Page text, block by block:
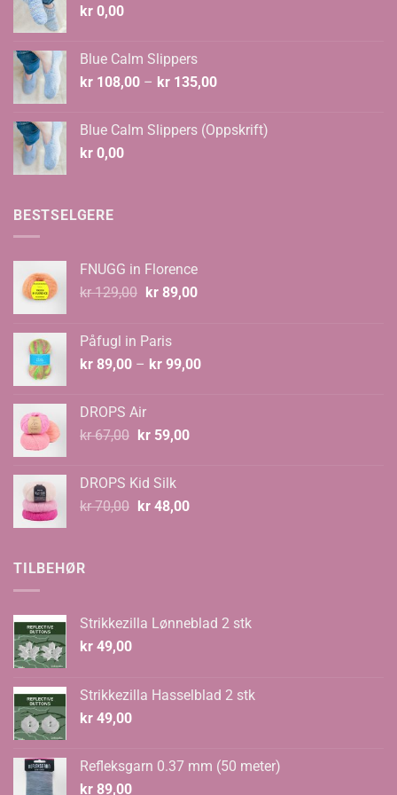
kr 0,00
Blue Calm Slippers
kr 108,00 – kr 135,00Prisområde:
kr 135,00
Blue Calm Slippers (Oppskrift)
kr 0,00
BESTSELGERE
FNUGG in Florence
kr129,00 Opprinnelig
kr 129,00.
kr89,00Nåværende
Påfugl in Paris
kr 89,00 – kr 99,00Prisområde:
DROPS Air
kr67,00 Opprinnelig
kr 67,00.
kr59,00Nåværende
DROPS Kid Silk
kr70,00 Opprinnelig
kr48,00Nåværende
TILBEHØR
Strikkezilla Lønneblad 2 stk
kr 49,00
Strikkezilla Hasselblad 2 stk
kr 49,00
Refleksgarn 0.37 mm (50 meter)
kr 89,00